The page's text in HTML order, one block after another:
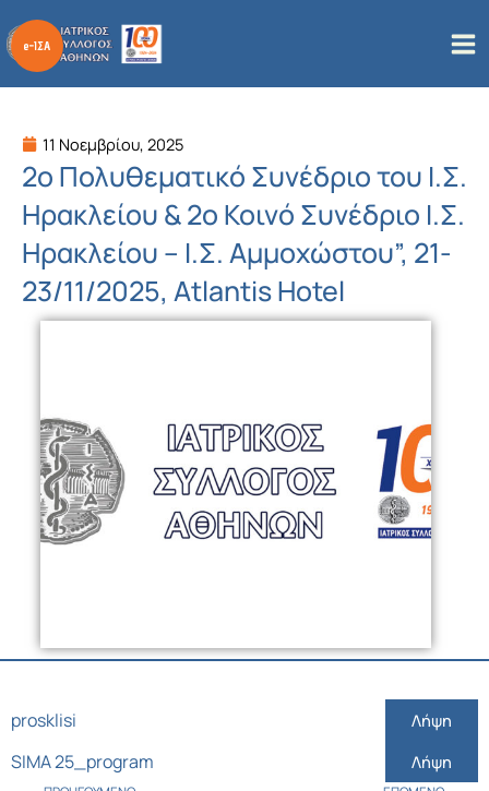
στο
περιεχόμενο
11 Νοεμβρίου, 2025
2ο Πολυθεματικό Συνέδριο του Ι.Σ.
Ηρακλείου & 2ο Κοινό Συνέδριο Ι.Σ.
Ηρακλείου – Ι.Σ. Αμμοχώστου”, 21-
23/11/2025, Atlantis Hotel
prosklisi Λήψη
SIMA 25_program Λήψη